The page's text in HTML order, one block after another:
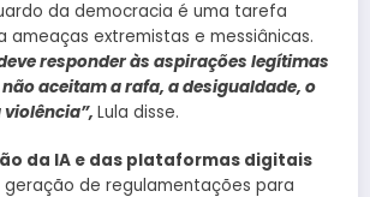
da democracia é uma tarefa
ameaças extremistas e messiânicas.
responder às aspirações legítimas
aceitam a rafa, a desigualdade, o
violência”, Lula disse.
da IA ​​e das plataformas digitais
geração de regulamentações para